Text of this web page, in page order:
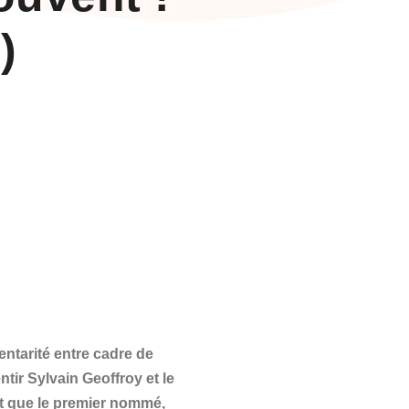
entre cadre de
Sylvain Geoffroy et le
que le premier nommé,